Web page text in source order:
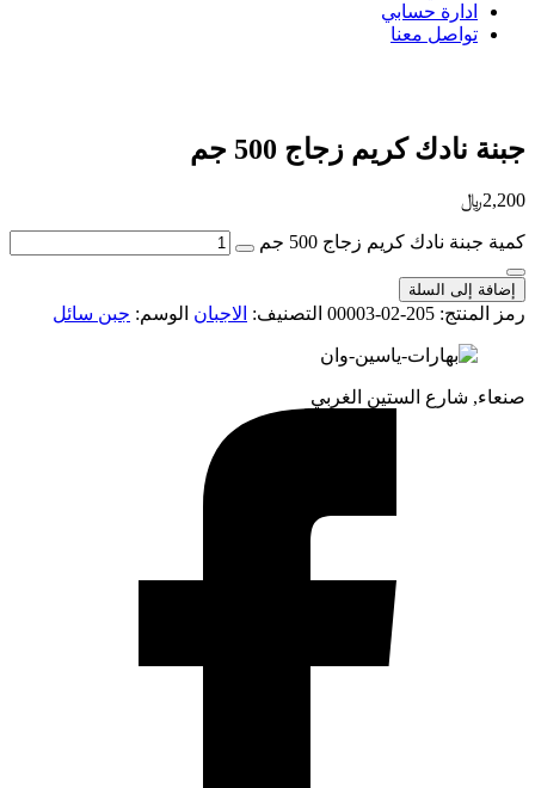
ادارة حسابي
تواصل معنا
جبنة نادك كريم زجاج 500 جم
2,200﷼
كمية جبنة نادك كريم زجاج 500 جم
إضافة إلى السلة
رمز المنتج: 205-02-00003 التصنيف: الاجبان الوسم: جبن سائل
صنعاء, شارع الستين الغربي